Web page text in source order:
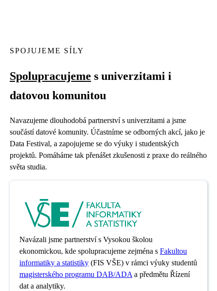
SPOJUJEME SÍLY
Spolupracujeme s univerzitami i
datovou komunitou
Navazujeme dlouhodobá partnerství s univerzitami a jsme
součástí datové komunity. Účastníme se odborných akcí, jako je
Data Festival, a zapojujeme se do výuky i studentských
projektů. Pomáháme tak přenášet zkušenosti z praxe do reálného
světa studia.
Navázali jsme partnerství s Vysokou školou
ekonomickou, kde spolupracujeme zejména s Fakultou
informatiky a statistiky (FIS VŠE) v rámci výuky studentů
magisterského programu DAB/ADA a předmětu Řízení
dat a analytiky.